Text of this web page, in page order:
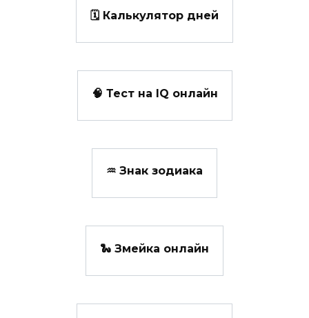
🗓️ Калькулятор дней
🧠 Тест на IQ онлайн
♒ Знак зодиака
🐍 Змейка онлайн